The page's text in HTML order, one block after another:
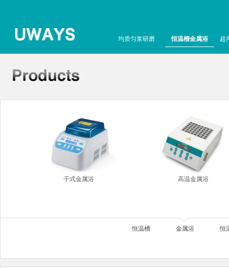
均质匀浆研磨 恒温槽金属浴 超
干式金属浴 高温金属浴
恒温槽 金属浴 恒